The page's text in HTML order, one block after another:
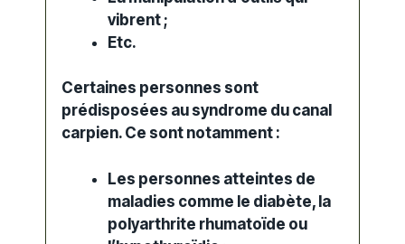
vibrent ;
Etc.
Certaines personnes sont
prédisposées au syndrome du canal
carpien. Ce sont notamment :
Les personnes atteintes de
maladies comme le diabète, la
polyarthrite rhumatoïde ou